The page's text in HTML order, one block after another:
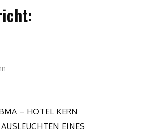
– HOTEL KERN
AUSLEUCHTEN EINES